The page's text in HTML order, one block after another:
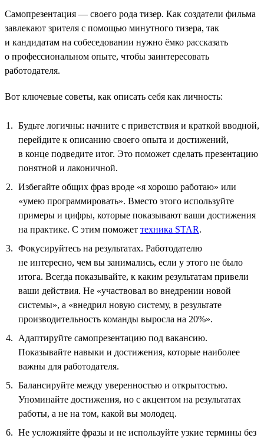
Самопрезентация — своего рода тизер. Как создатели фильма
завлекают зрителя с помощью минутного тизера, так
и кандидатам на собеседовании нужно ёмко рассказать
о профессиональном опыте, чтобы заинтересовать
работодателя.
Вот ключевые советы, как описать себя как личность:
Будьте логичны: начните с приветствия и краткой вводной,
перейдите к описанию своего опыта и достижений,
в конце подведите итог. Это поможет сделать презентацию
понятной и лаконичной.
Избегайте общих фраз вроде «я хорошо работаю» или
«умею программировать». Вместо этого используйте
примеры и цифры, которые показывают ваши достижения
на практике. С этим поможет техника STAR.
Фокусируйтесь на результатах. Работодателю
не интересно, чем вы занимались, если у этого не было
итога. Всегда показывайте, к каким результатам привели
ваши действия. Не «участвовал во внедрении новой
системы», а «внедрил новую систему, в результате
производительность команды выросла на 20%».
Адаптируйте самопрезентацию под вакансию.
Показывайте навыки и достижения, которые наиболее
важны для работодателя.
Балансируйте между уверенностью и открытостью.
Упоминайте достижения, но с акцентом на результатах
работы, а не на том, какой вы молодец.
Не усложняйте фразы и не используйте узкие термины без